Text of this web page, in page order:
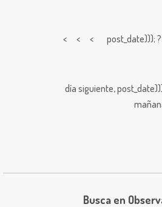
< < <
día siguiente,
Busca en